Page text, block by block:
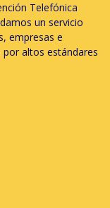
Telefónica
un servicio
empresas e
altos estándares